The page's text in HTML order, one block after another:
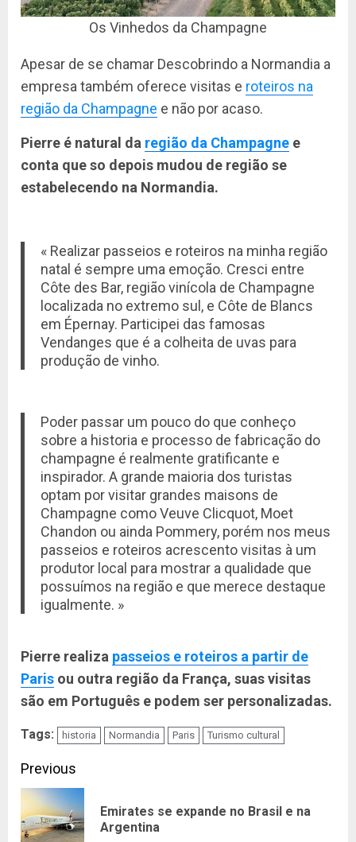
Os Vinhedos da Champagne
Apesar de se chamar Descobrindo a Normandia a
empresa também oferece visitas e roteiros na
região da Champagne e não por acaso.
Pierre é natural da região da Champagne e
conta que so depois mudou de região se
estabelecendo na Normandia.
« Realizar passeios e roteiros na minha região
natal é sempre uma emoção. Cresci entre
Côte des Bar, região vinícola de Champagne
localizada no extremo sul, e Côte de Blancs
em Épernay. Participei das famosas
Vendanges que é a colheita de uvas para
produção de vinho.
Poder passar um pouco do que conheço
sobre a historia e processo de fabricação do
champagne é realmente gratificante e
inspirador. A grande maioria dos turistas
optam por visitar grandes maisons de
Champagne como Veuve Clicquot, Moet
Chandon ou ainda Pommery, porém nos meus
passeios e roteiros acrescento visitas à um
produtor local para mostrar a qualidade que
possuímos na região e que merece destaque
igualmente. »
Pierre realiza passeios e roteiros a partir de
Paris ou outra região da França, suas visitas
são em Português e podem ser personalizadas.
Tags: historia Normandia Paris Turismo cultural
Continue
Reading
Previous
Emirates se expande no Brasil e na
Argentina